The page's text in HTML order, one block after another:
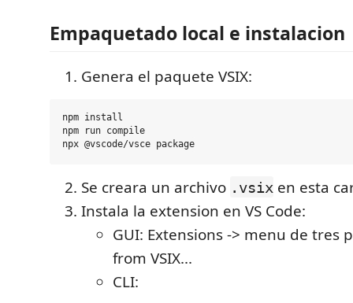
Empaquetado local e instalacion
Genera el paquete VSIX:
npm install
npm run compile
Se creara un archivo .vsix en esta
Instala la extension en VS Code:
GUI: Extensions -> menu de tres
from VSIX...
CLI: